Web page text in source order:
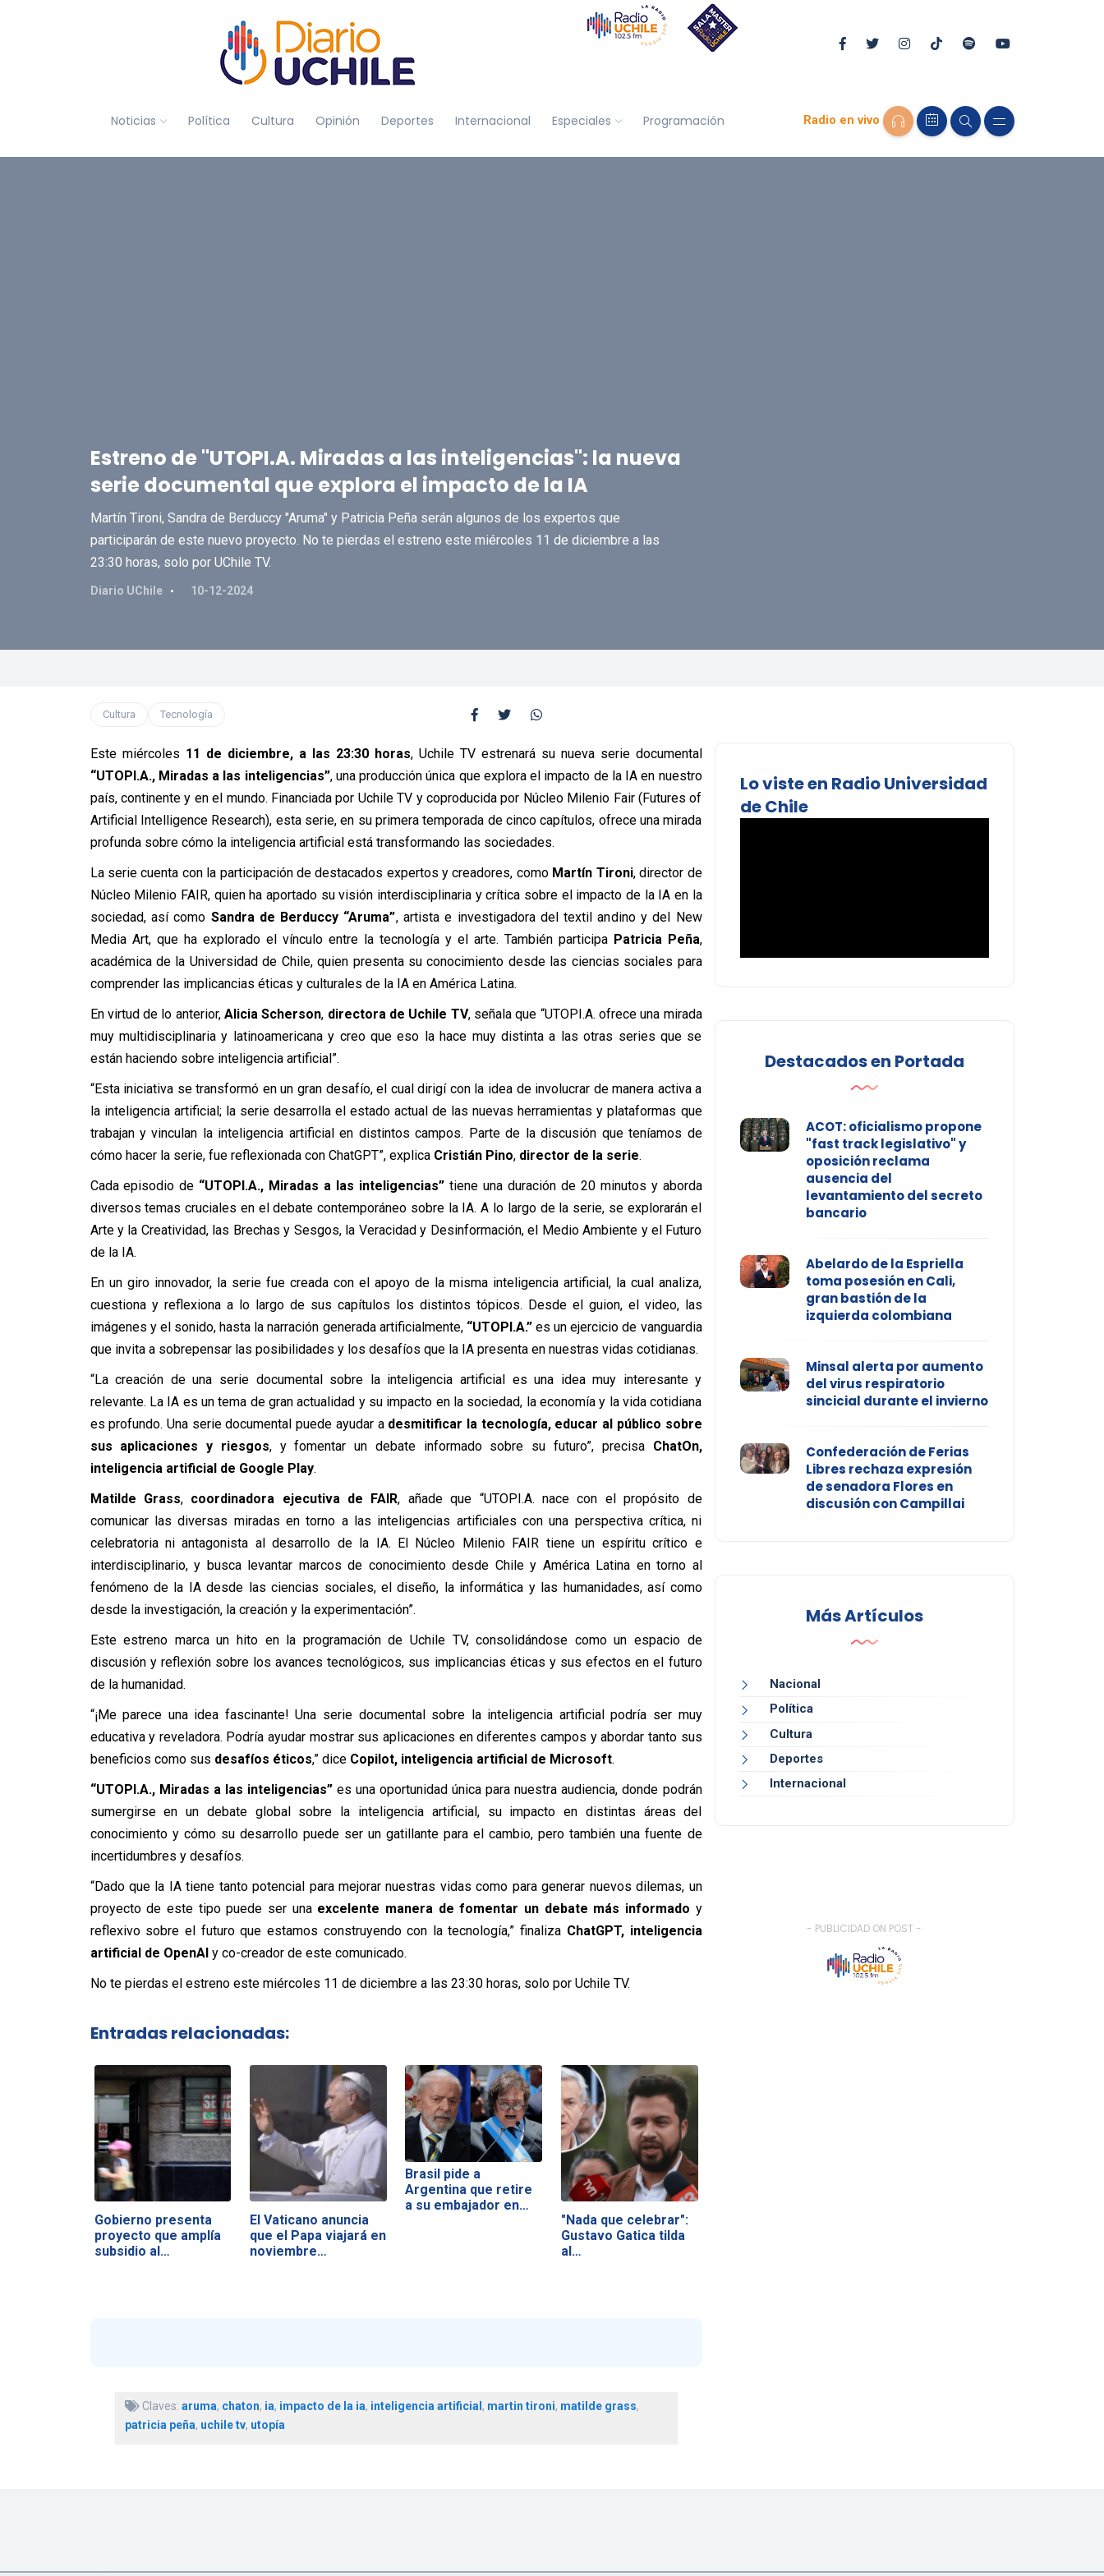
Noticias Política Cultura Opinión Deportes Internacional Especiales Programación Radio en vivo
Estreno de "UTOPI.A. Miradas a las inteligencias": la nueva
serie documental que explora el impacto de la IA
Martín Tironi, Sandra de Berduccy "Aruma" y Patricia Peña serán algunos de los expertos que
participarán de este nuevo proyecto. No te pierdas el estreno este miércoles 11 de diciembre a las
23:30 horas, solo por UChile TV.
Diario UChile 10-12-2024
Cultura Tecnología
Este miércoles 11 de diciembre, a las 23:30 horas, Uchile TV estrenará su nueva serie documental
“UTOPI.A., Miradas a las inteligencias”, una producción única que explora el impacto de la IA en nuestro
país, continente y en el mundo. Financiada por Uchile TV y coproducida por Núcleo Milenio Fair (Futures of
Artificial Intelligence Research), esta serie, en su primera temporada de cinco capítulos, ofrece una mirada
profunda sobre cómo la inteligencia artificial está transformando las sociedades.
La serie cuenta con la participación de destacados expertos y creadores, como Martín Tironi, director de
Núcleo Milenio FAIR, quien ha aportado su visión interdisciplinaria y crítica sobre el impacto de la IA en la
sociedad, así como Sandra de Berduccy “Aruma”, artista e investigadora del textil andino y del New
Media Art, que ha explorado el vínculo entre la tecnología y el arte. También participa Patricia Peña,
académica de la Universidad de Chile, quien presenta su conocimiento desde las ciencias sociales para
comprender las implicancias éticas y culturales de la IA en América Latina.
En virtud de lo anterior,Alicia Scherson, directora de Uchile TV, señala que “UTOPI.A. ofrece una mirada
muy multidisciplinaria y latinoamericana y creo que eso la hace muy distinta a las otras series que se
están haciendo sobre inteligencia artificial”.
“Esta iniciativa se transformó en un gran desafío, el cual dirigí con la idea de involucrar de manera activa a
la inteligencia artificial; la serie desarrolla el estado actual de las nuevas herramientas y plataformas que
trabajan y vinculan la inteligencia artificial en distintos campos. Parte de la discusión que teníamos de
cómo hacer la serie, fue reflexionada con ChatGPT”, explica Cristián Pino, director de la serie.
Cada episodio de “UTOPI.A., Miradas a las inteligencias” tiene una duración de 20 minutos y aborda
diversos temas cruciales en el debate contemporáneo sobre la IA. A lo largo de la serie, se explorarán el
Arte y la Creatividad, las Brechas y Sesgos, la Veracidad y Desinformación, el Medio Ambiente y el Futuro
de la IA.
En un giro innovador, la serie fue creada con el apoyo de la misma inteligencia artificial, la cual analiza,
cuestiona y reflexiona a lo largo de sus capítulos los distintos tópicos. Desde el guion, el video, las
imágenes y el sonido, hasta la narración generada artificialmente, “UTOPI.A.”es un ejercicio de vanguardia
que invita a sobrepensar las posibilidades y los desafíos que la IA presenta en nuestras vidas cotidianas.
“La creación de una serie documental sobre la inteligencia artificial es una idea muy interesante y
relevante. La IA es un tema de gran actualidad y su impacto en la sociedad, la economía y la vida cotidiana
es profundo. Una serie documental puede ayudar a desmitificar la tecnología, educar al público sobre
sus aplicaciones y riesgos, y fomentar un debate informado sobre su futuro”, precisa ChatOn,
inteligencia artificial de Google Play.
Matilde Grass, coordinadora ejecutiva de FAIR, añade que “UTOPI.A. nace con el propósito de
comunicar las diversas miradas en torno a las inteligencias artificiales con una perspectiva crítica, ni
celebratoria ni antagonista al desarrollo de la IA. El Núcleo Milenio FAIR tiene un espíritu crítico e
interdisciplinario, y busca levantar marcos de conocimiento desde Chile y América Latina en torno al
fenómeno de la IA desde las ciencias sociales, el diseño, la informática y las humanidades, así como
desde la investigación, la creación y la experimentación”.
Este estreno marca un hito en la programación de Uchile TV, consolidándose como un espacio de
discusión y reflexión sobre los avances tecnológicos, sus implicancias éticas y sus efectos en el futuro
de la humanidad.
“¡Me parece una idea fascinante! Una serie documental sobre la inteligencia artificial podría ser muy
educativa y reveladora. Podría ayudar mostrar sus aplicaciones en diferentes campos y abordar tanto sus
beneficios como sus desafíos éticos,” dice Copilot, inteligencia artificial de Microsoft.
“UTOPI.A., Miradas a las inteligencias”es una oportunidad única para nuestra audiencia, donde podrán
sumergirse en un debate global sobre la inteligencia artificial, su impacto en distintas áreas del
conocimiento y cómo su desarrollo puede ser un gatillante para el cambio, pero también una fuente de
incertidumbres y desafíos.
“Dado que la IA tiene tanto potencial para mejorar nuestras vidas como para generar nuevos dilemas, un
proyecto de este tipo puede ser una excelente manera de fomentar un debate más informado y
reflexivo sobre el futuro que estamos construyendo con la tecnología,” finaliza ChatGPT, inteligencia
artificial de OpenAIy co-creador de este comunicado.
No te pierdas el estreno este miércoles 11 de diciembre a las 23:30 horas, solo por Uchile TV.
Entradas relacionadas:
Gobierno presenta
proyecto que amplía
subsidio al…
El Vaticano anuncia
que el Papa viajará en
noviembre…
Brasil pide a
Argentina que retire
a su embajador en…
"Nada que celebrar":
Gustavo Gatica tilda
al…
Claves: aruma, chaton, ia, impacto de la ia, inteligencia artificial , martin tironi, matilde grass,
patricia peña, uchile tv, utopía
Lo viste en Radio Universidad
de Chile
Destacados en Portada
ACOT: oficialismo propone
"fast track legislativo" y
oposición reclama
ausencia del
levantamiento del secreto
bancario
Abelardo de la Espriella
toma posesión en Cali,
gran bastión de la
izquierda colombiana
Minsal alerta por aumento
del virus respiratorio
sincicial durante el invierno
Confederación de Ferias
Libres rechaza expresión
de senadora Flores en
discusión con Campillai
Más Artículos
Nacional
Política
Cultura
Deportes
Internacional
- PUBLICIDAD ON POST -